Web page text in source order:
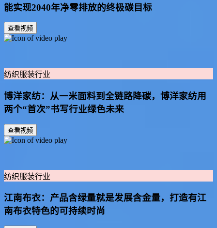
能实现2040年净零排放的终极碳目标
查看视频
纺织服装行业
博洋家纺：从一米面料到全链路降碳，博洋家纺用
两个“首次”书写行业绿色未来
查看视频
纺织服装行业
江南布衣：产品含绿量就是发展含金量，打造有江
南布衣特色的可持续时尚